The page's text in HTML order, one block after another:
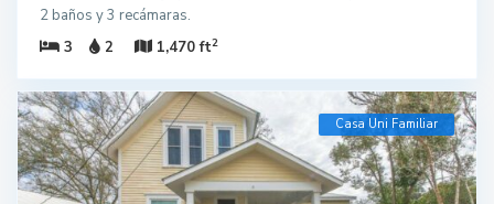
2 baños y 3 recámaras.
3
2 1,470 ft2
Casa Uni Familiar